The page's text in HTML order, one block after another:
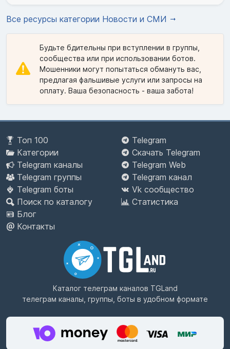
Все ресурсы категории Новости и СМИ
Будьте бдительны при вступлении в группы,
сообщества или при использовании ботов.
Мошенники могут попытаться обмануть вас,
предлагая фальшивые услуги или запросы на
оплату. Ваша безопасность - ваша забота!
Топ 100
Категории
Telegram каналы
Telegram группы
Telegram боты
Поиск по каталогу
Блог
Контакты
Telegram
Скачать Telegram
Telegram Web
Telegram канал
Vk сообщество
Статистика
Каталог телеграм каналов TGLand
телеграм каналы, группы, боты в удобном формате